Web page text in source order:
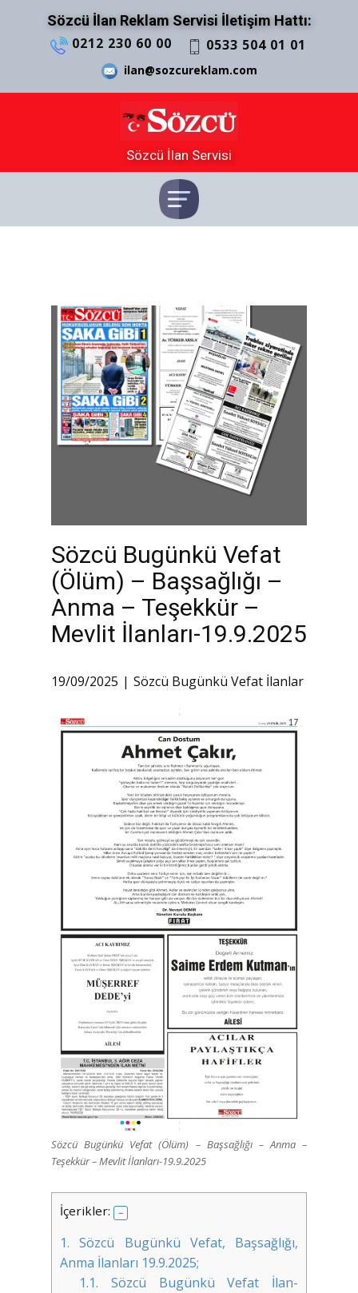
Sözcü İlan Reklam Servisi İletişim Hattı:
0212 230 60 00 0533 504 01 01
ilan@sozcureklam.com
Sözcü İlan Servisi
Sözcü Bugünkü Vefat
(Ölüm) – Başsağlığı –
Anma – Teşekkür –
Mevlit İlanları-19.9.2025
19/09/2025 Sözcü Bugünkü Vefat İlanlar
Sözcü Bugünkü Vefat (Ölüm) – Başsağlığı – Anma –
Teşekkür – Mevlit İlanları-19.9.2025
İçerikler:
1. Sözcü Bugünkü Vefat, Başsağlığı,
Anma İlanları 19.9.2025;
1.1. Sözcü Bugünkü Vefat İlan-